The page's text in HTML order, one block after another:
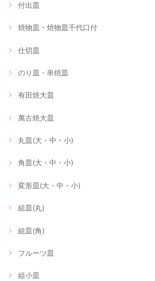
付出皿
焼物皿・焼物皿千代口付
仕切皿
のり皿・串焼皿
有田焼大皿
萬古焼大皿
丸皿(大・中・小)
角皿(大・中・小)
変形皿(大・中・小)
組皿(丸)
組皿(角)
フルーツ皿
組小皿